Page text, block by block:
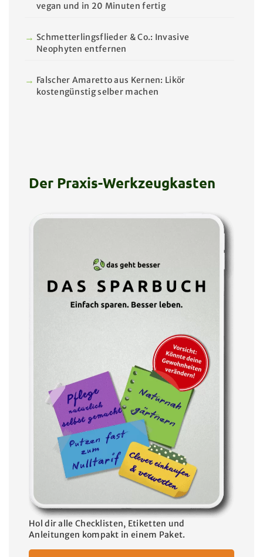
vegan und in 20 Minuten fertig
Schmetterlingsflieder & Co.: Invasive
Neophyten entfernen
Falscher Amaretto aus Kernen: Likör
kostengünstig selber machen
Der Praxis-Werkzeugkasten
Hol dir alle Checklisten, Etiketten und
Anleitungen kompakt in einem Paket.